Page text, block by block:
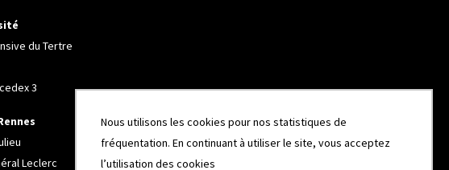
du Tertre
3
Leclerc
Nous utilisons les cookies pour nos statistiques de
fréquentation. En continuant à utiliser le site, vous acceptez
l’utilisation des cookies